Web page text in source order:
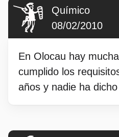
Químico
08/02/2010
En Olocau hay
cumplido los
años y nadie ha